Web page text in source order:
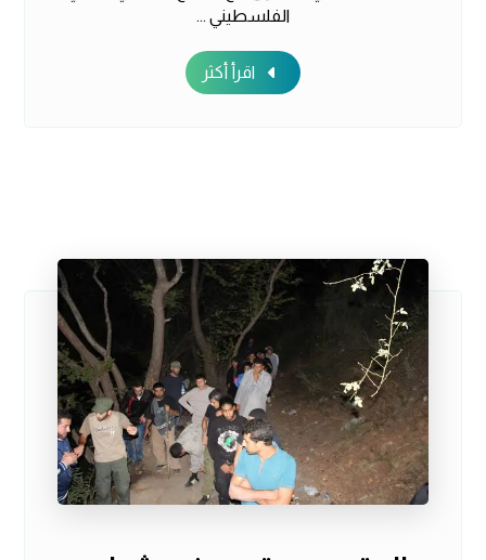
الفلسطيني ...
اقرأ أكثر